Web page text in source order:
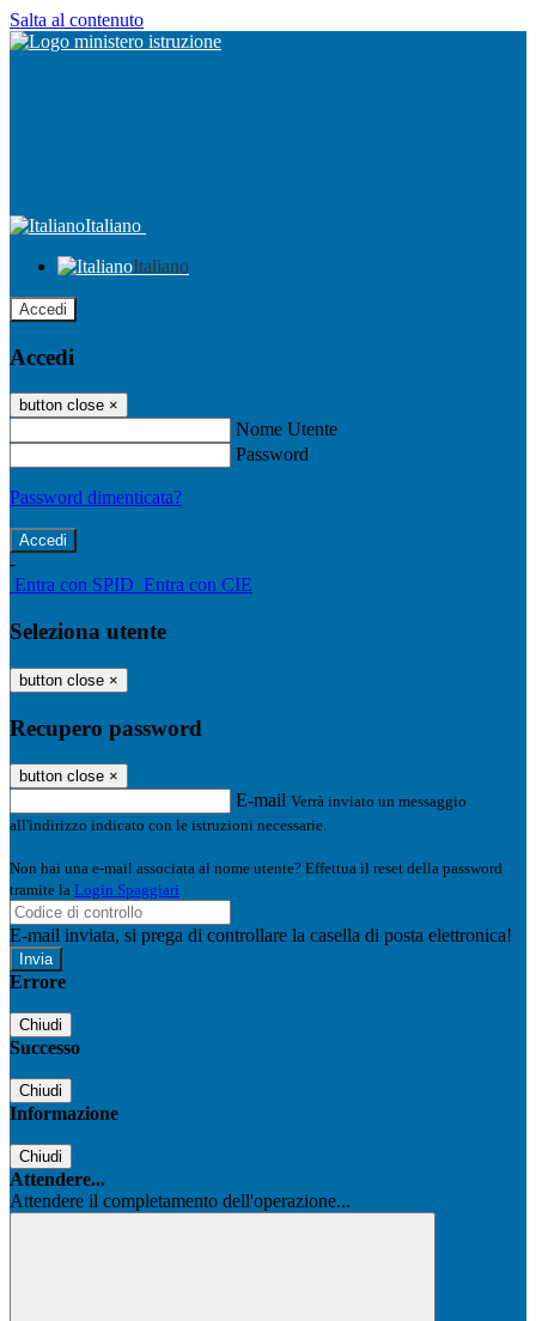
Salta al contenuto
Italiano
Italiano
Accedi
Accedi
button close ×
Nome Utente
Password
Password dimenticata?
-
Entra con SPID Entra con CIE
Seleziona utente
button close ×
Recupero password
button close ×
E-mail Verrà inviato un messaggio
all'indirizzo indicato con le istruzioni necessarie.
Non hai una e-mail associata al nome utente? Effettua il reset della password
tramite la Login Spaggiari
E-mail inviata, si prega di controllare la casella di posta elettronica!
Errore
Chiudi
Successo
Chiudi
Informazione
Chiudi
Attendere...
Attendere il completamento dell'operazione...